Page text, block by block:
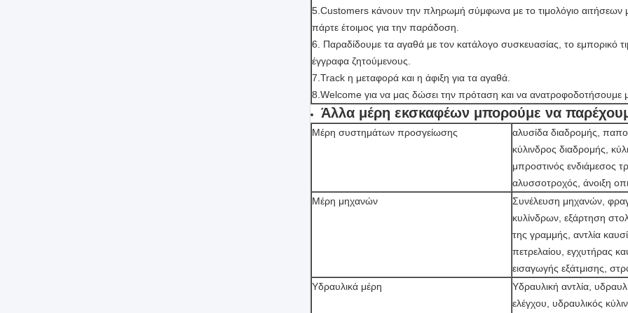
5.Customers κάνουν την πληρωμή σύμφωνα με το τιμολόγιο αιτήσεων
πάρτε έτοιμος για την παράδοση.
6. Παραδίδουμε τα αγαθά με τον κατάλογο συσκευασίας, το εμπορικό
έγγραφα ζητούμενους.
7.Track η μεταφορά και η άφιξη για τα αγαθά.
8.Welcome για να μας δώσει την πρόταση και να ανατροφοδοτήσουμε
Άλλα μέρη εκσκαφέων μπορούμε να
Μέρη συστημάτων προσγείωσης
αλυσίδα διαδρομής,
κύλινδρος διαδρομής,
μπροστινός ενδιάμεσος
αλυσσοτροχός, άνοιξη
Μέρη μηχανών
Συνέλευση μηχανών,
κυλίνδρων, εξάρτηση
της γραμμής, αντλία
πετρελαίου, εγχυτήρας
εισαγωγής εξάτμισης,
Υδραυλικά μέρη
Υδραυλική αντλία,
ελέγχου, υδραυλικός